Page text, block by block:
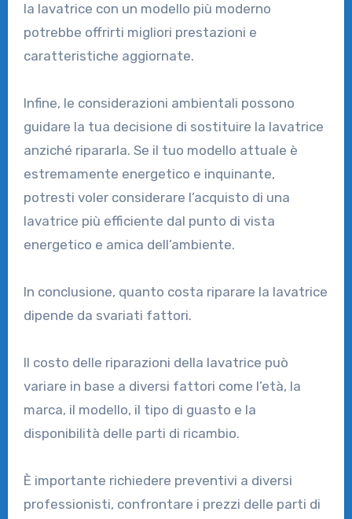
la lavatrice con un modello più moderno
potrebbe offrirti migliori prestazioni e
caratteristiche aggiornate.
Infine, le considerazioni ambientali possono
guidare la tua decisione di sostituire la lavatrice
anziché ripararla. Se il tuo modello attuale è
estremamente energetico e inquinante,
potresti voler considerare l’acquisto di una
lavatrice più efficiente dal punto di vista
energetico e amica dell’ambiente.
In conclusione, quanto costa riparare la lavatrice
dipende da svariati fattori.
Il costo delle riparazioni della lavatrice può
variare in base a diversi fattori come l’età, la
marca, il modello, il tipo di guasto e la
disponibilità delle parti di ricambio.
È importante richiedere preventivi a diversi
professionisti, confrontare i prezzi delle parti di